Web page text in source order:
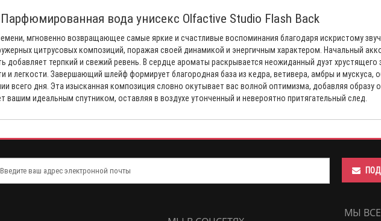
Парфюмированная вода унисекс Olfactive Studio Flash Back
мгновенно возвращающее самые яркие и счастливые воспоминания благодаря искристому
цитрусовых композиций, поражая своей динамикой и энергичным характером. Начальный
добавляет терпкий и свежий ревень. В сердце ароматы раскрывается неожиданный дуэт хрустящего
легкости. Завершающий шлейф формирует благородная база из кедра, ветивера, амбры и мускуса,
всего дня. Эта изысканная композиция словно окутывает вас волной оптимизма, добавляя образу
вашим идеальным спутником, оставляя в воздухе утонченный и невероятно притягательный след.
МЫ